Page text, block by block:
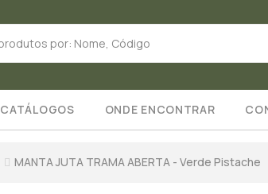
CATÁLOGOS ONDE ENCONTRAR
MANTA JUTA TRAMA ABERTA - Verde Pistache